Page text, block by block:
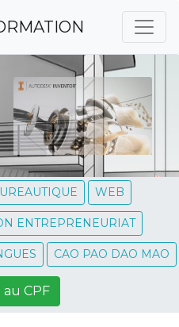
WEB
ENTREPRENEURIAT
CAO PAO DAO MAO
au CPF